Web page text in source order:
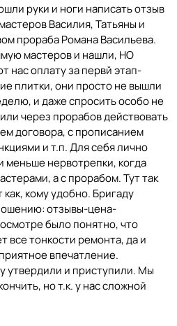
руки и ноги написать отзыв
Василия, Татьяны и
прораба Романа Васильева.
мастеров и нашли, НО
нас оплату за первй этап-
плитки, они просто не вышли
и даже спросить особо не
через прорабов действовать
договора, с прописанием
и т.п. Для себя лично
меньше нервотрепки, когда
а с прорабом. Тут так
кому удобно. Бригаду
отзывы-цена-
было понятно, что
все тонкости ремонта, да и
впечатление.
утвердили и приступили. Мы
но т.к. у нас сложной